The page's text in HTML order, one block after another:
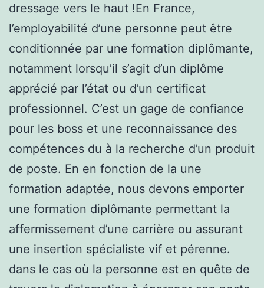
dressage vers le haut !En France,
l’employabilité d’une personne peut être
conditionnée par une formation diplômante,
notamment lorsqu’il s’agit d’un diplôme
apprécié par l’état ou d’un certificat
professionnel. C’est un gage de confiance
pour les boss et une reconnaissance des
compétences du à la recherche d’un produit
de poste. En en fonction de la une
formation adaptée, nous devons emporter
une formation diplômante permettant la
affermissement d’une carrière ou assurant
une insertion spécialiste vif et pérenne.
dans le cas où la personne est en quête de